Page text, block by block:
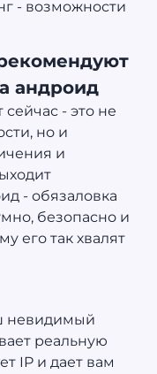
- возможности
андроид
сейчас - это не
но и
и
- обязаловка
безопасно и
его так хвалят
невидимый
реальную
IP и дает вам